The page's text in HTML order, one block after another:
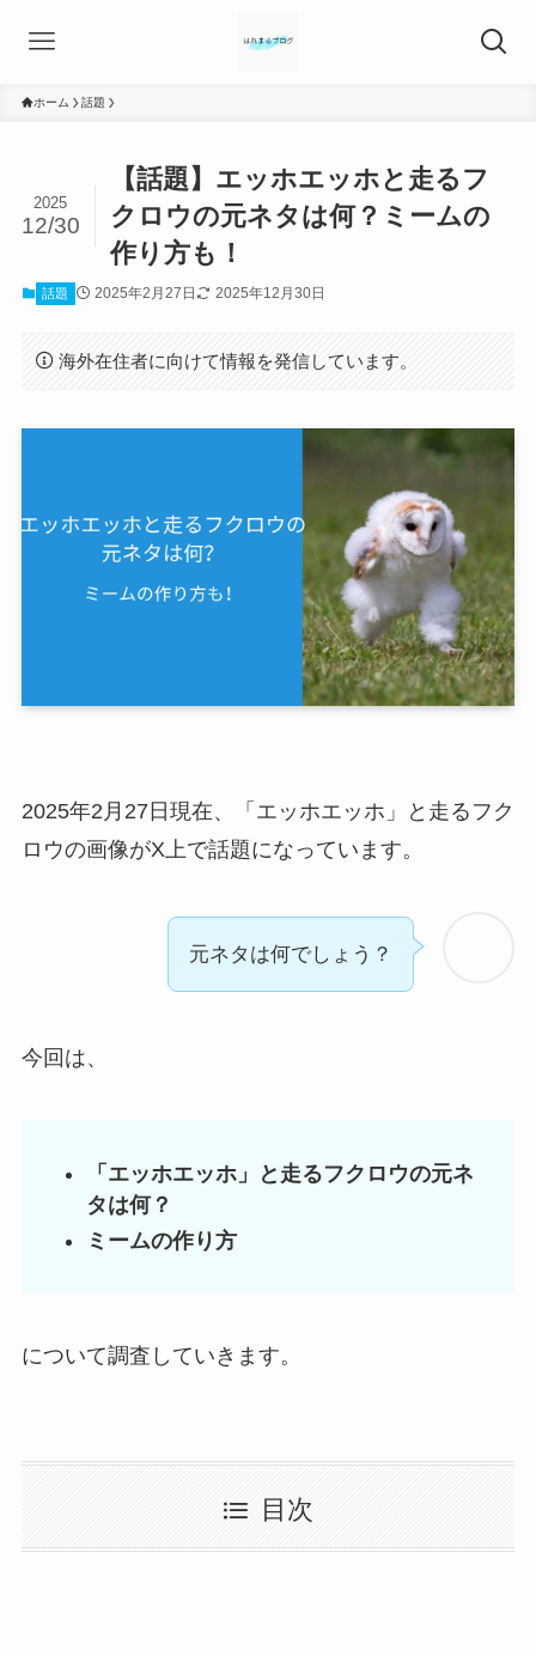
ホーム 話題
【話題】エッホエッホと走るフ
クロウの元ネタは何？ミームの
作り方も！
2025
12/30
話題 2025年2月27日 2025年12月30日
海外在住者に向けて情報を発信しています。
2025年2月27日現在、「エッホエッホ」と走る フク
ロウの画像がX上で話題になっています。
元ネタは何でしょう？
今回は、
「エッホエッホ」と走るフクロウの元ネ
タは何？
ミームの作り方
について調査していきます。
目次